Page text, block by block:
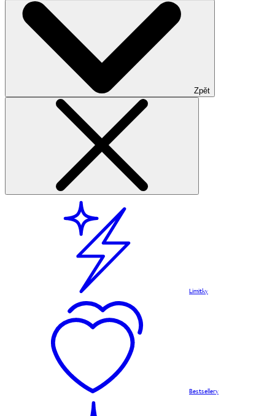
Zpět
Limitky
Bestsellery